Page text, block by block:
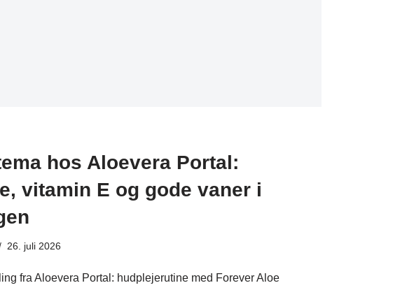
hos Aloevera Portal:
vitamin E og gode vaner i
26. juli 2026
fra Aloevera Portal: hudplejerutine med Forever Aloe